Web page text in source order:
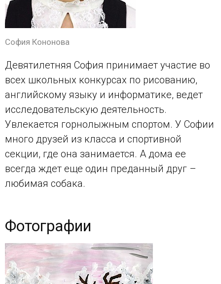
София Кононова
Девятилетняя София принимает участие во
всех школьных конкурсах по рисованию,
английскому языку и информатике, ведет
исследовательскую деятельность.
Увлекается горнолыжным спортом. У Софии
много друзей из класса и спортивной
секции, где она занимается. А дома ее
всегда ждет еще один преданный друг –
любимая собака.
Фотографии